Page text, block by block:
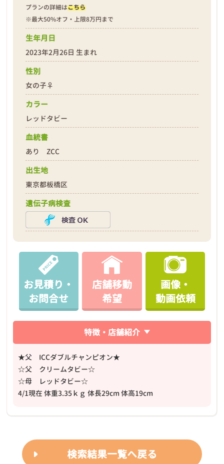
プランの詳細はこちら
※最大50%オフ・上限8万円まで
生年月日
2023年2月26日 生まれ
性別
女の子♀
カラー
レッドタビー
血統書
あり ZCC
出生地
東京都板橋区
遺伝子病検査
お見積り・
お問合せ
店舗移動
希望
画像・
動画依頼
特徴・店舗紹介
★父 ICCダブルチャンピオン★
☆父 クリームタビー☆
☆母 レッドタビー☆
4/1現在 体重3.35ｋｇ 体長29cm 体高19cm
検索結果一覧へ戻る